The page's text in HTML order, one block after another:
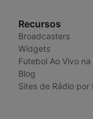
Recursos
Broadcasters
Widgets
Futebol Ao Vivo na
Blog
Sites de Rádio por